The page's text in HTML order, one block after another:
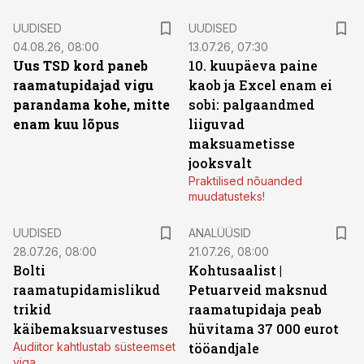
UUDISED
04.08.26, 08:00
Uus TSD kord paneb
raamatupidajad vigu
parandama kohe, mitte
enam kuu lõpus
UUDISED
13.07.26, 07:30
10. kuupäeva paine
kaob ja Excel enam ei
sobi: palgaandmed
liiguvad
maksuametisse
jooksvalt
Praktilised nõuanded
muudatusteks!
UUDISED
28.07.26, 08:00
Bolti
raamatupidamislikud
trikid
käibemaksuarvestuses
Audiitor kahtlustab süsteemset
ANALÜÜSID
21.07.26, 08:00
Kohtusaalist |
Petuarveid maksnud
raamatupidaja peab
hüvitama 37 000 eurot
tööandjale